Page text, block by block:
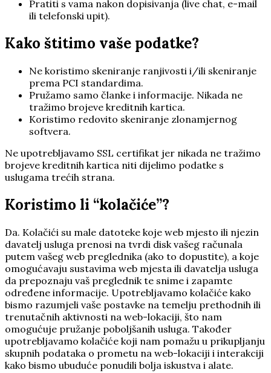
Pratiti s vama nakon dopisivanja (live chat, e-mail
ili telefonski upit).
Kako štitimo vaše podatke?
Ne koristimo skeniranje ranjivosti i/ili skeniranje
prema PCI standardima.
Pružamo samo članke i informacije. Nikada ne
tražimo brojeve kreditnih kartica.
Koristimo redovito skeniranje zlonamjernog
softvera.
Ne upotrebljavamo SSL certifikat jer nikada ne tražimo
brojeve kreditnih kartica niti dijelimo podatke s
uslugama trećih strana.
Koristimo li “kolačiće”?
Da. Kolačići su male datoteke koje web mjesto ili njezin
davatelj usluga prenosi na tvrdi disk vašeg računala
putem vašeg web preglednika (ako to dopustite), a koje
omogućavaju sustavima web mjesta ili davatelja usluga
da prepoznaju vaš preglednik te snime i zapamte
određene informacije. Upotrebljavamo kolačiće kako
bismo razumjeli vaše postavke na temelju prethodnih ili
trenutačnih aktivnosti na web-lokaciji, što nam
omogućuje pružanje poboljšanih usluga. Također
upotrebljavamo kolačiće koji nam pomažu u prikupljanju
skupnih podataka o prometu na web-lokaciji i interakciji
kako bismo ubuduće ponudili bolja iskustva i alate.